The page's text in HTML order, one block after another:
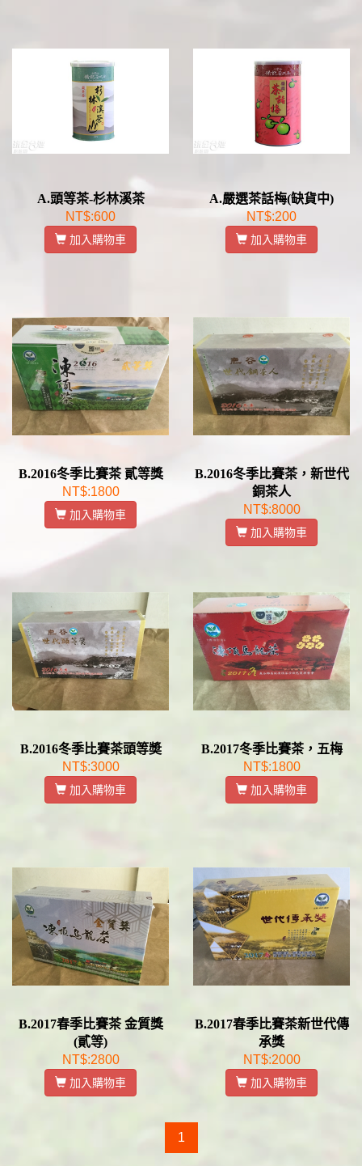
A.頭等茶-杉林溪茶
NT$:600
加入購物車
A.嚴選茶話梅(缺貨中)
NT$:200
加入購物車
B.2016冬季比賽茶 貳等獎
NT$:1800
加入購物車
B.2016冬季比賽茶，新世代
銅茶人
NT$:8000
加入購物車
B.2016冬季比賽茶頭等奬
NT$:3000
加入購物車
B.2017冬季比賽茶，五梅
NT$:1800
加入購物車
B.2017春季比賽茶 金質獎
(貳等)
NT$:2800
加入購物車
B.2017春季比賽茶新世代傳
承獎
NT$:2000
加入購物車
1